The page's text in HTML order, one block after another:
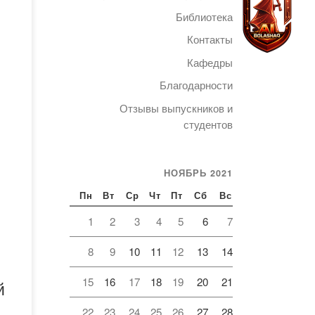
Библиотека
Контакты
Кафедры
Благодарности
Отзывы выпускников и
студентов
НОЯБРЬ 2021
Пн Вт Ср Чт Пт Сб Вс
1 2 3 4 5 6 7
8 9 10 11 12 13 14
15 16 17 18 19 20 21
22 23 24 25 26 27 28